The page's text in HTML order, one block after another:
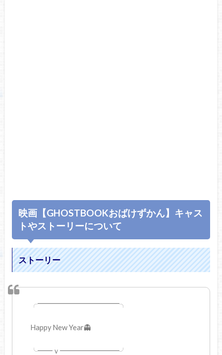
映画【GHOSTBOOKおばけずかん】キャス
トやストーリーについて
ストーリー
╭━━━━━━━━━━━╮
Happy New Year👻
╰━━ｖ━━━━━━━━╯